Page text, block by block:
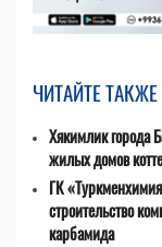
ЧИТАЙТЕ ТАКЖЕ
Хякимлик города
жилых домов
ГК
строительство
карбамида